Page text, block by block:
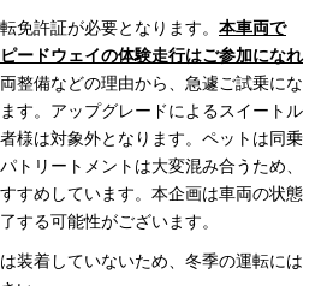
免許証が必要となります。 本車両で
ードウェイの体験走行はご参加になれ
整備などの理由から、急遽ご試乗にな
す。アップグレードによるスイートル
様は対象外となります。ペットは同乗
トリートメントは大変混み合うため、
すめしています。本企画は車両の状態
する可能性がございます。
装着していないため、冬季の運転には